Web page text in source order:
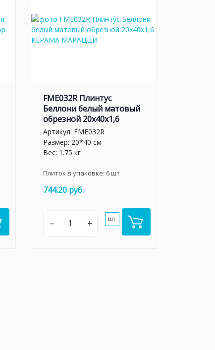
FME032R Плинтус
Беллони белый матовый
обрезной 20x40x1,6
Артикул: FME032R
Размер: 20*40 см
Вес: 1.75 кг
Плиток в упаковке: 6шт
744.20 руб.
– + шт.